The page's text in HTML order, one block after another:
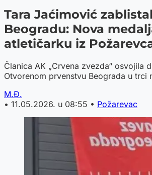
Tara Jaćimović
Beogradu: Nova
atletičarku iz
Članica AK „Crvena zvezda“ osvojila
Otvorenom prvenstvu Beograda u trci
M.Đ.
• 11.05.2026. u 08:55 • Požarevac